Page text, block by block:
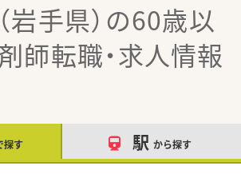
岩手県）の60歳以
師転職・求人情報
探す 駅 から探す